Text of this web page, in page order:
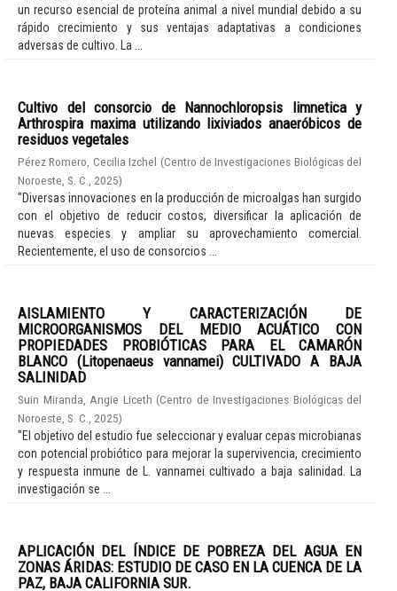
un recurso esencial de proteína animal a nivel mundial debido a su
rápido crecimiento y sus ventajas adaptativas a condiciones
adversas de cultivo. La ...
Cultivo del consorcio de Nannochloropsis limnetica y
Arthrospira maxima utilizando lixiviados anaeróbicos de
residuos vegetales
Pérez Romero, Cecilia Izchel (Centro de Investigaciones Biológicas del
Noroeste, S. C.
2025)
"Diversas innovaciones en la producción de microalgas han surgido
con el objetivo de reducir costos, diversificar la aplicación de
nuevas especies y ampliar su aprovechamiento comercial.
Recientemente, el uso de consorcios ...
AISLAMIENTO Y CARACTERIZACIÓN DE
MICROORGANISMOS DEL MEDIO ACUÁTICO CON
PROPIEDADES PROBIÓTICAS PARA EL CAMARÓN
BLANCO (Litopenaeus vannamei) CULTIVADO A BAJA
SALINIDAD
Suin Miranda, Angie Liceth (Centro de Investigaciones Biológicas del
Noroeste, S. C.
2025)
"El objetivo del estudio fue seleccionar y evaluar cepas microbianas
con potencial probiótico para mejorar la supervivencia, crecimiento
y respuesta inmune de L. vannamei cultivado a baja salinidad. La
investigación se ...
APLICACIÓN DEL ÍNDICE DE POBREZA DEL AGUA EN
ZONAS ÁRIDAS: ESTUDIO DE CASO EN LA CUENCA DE LA
PAZ, BAJA CALIFORNIA SUR.